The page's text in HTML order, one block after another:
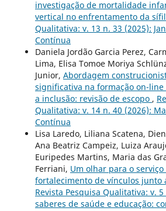
investigação de mortalidade
vertical no enfrentamento da
Qualitativa: v. 13 n. 33 (2025):
Contínua
Daniela Jordão Garcia Perez,
Lima, Elisa Tomoe Moriya
Junior, Abordagem
significativa na formação on-
a inclusão: revisão de escopo ,
Qualitativa: v. 14 n. 40 (2026):
Contínua
Lisa Laredo, Liliana Scatena,
Ana Beatriz Campeiz, Luiza
Euripedes Martins, Maria das
Ferriani, Um olhar para o
fortalecimento de vínculos junto
Revista Pesquisa Qualitativa: v.
saberes de saúde e educação: